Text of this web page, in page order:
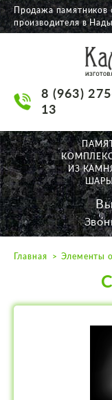
О
НАШИ
АКЦИИ
Продажа памятников
производителя в
8 (963)
13
ИЗ
Главная Элементы